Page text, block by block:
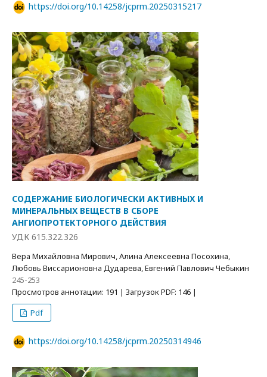
https://doi.org/10.14258/jcprm.20250315217
СОДЕРЖАНИЕ БИОЛОГИЧЕСКИ АКТИВНЫХ И
МИНЕРАЛЬНЫХ ВЕЩЕСТВ В СБОРЕ
АНГИОПРОТЕКТОРНОГО ДЕЙСТВИЯ
УДК 615.322.326
Вера Михайловна Мирович, Алина Алексеевна Посохина,
Любовь Виссарионовна Дударева, Евгений Павлович Чебыкин
245-253
Просмотров аннотации: 191 | Загрузок PDF: 146 |
Pdf
https://doi.org/10.14258/jcprm.20250314946